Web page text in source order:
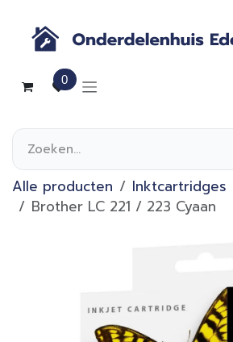
0
Alle producten
Inktcartridges
Brother LC 221 / 223 Cyaan